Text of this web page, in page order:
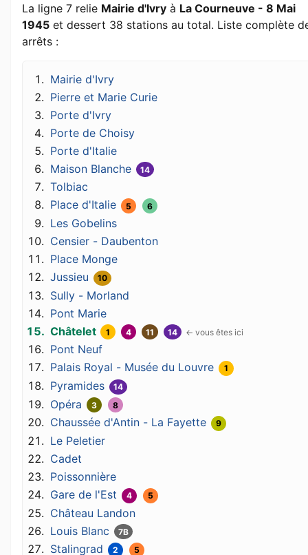
La ligne 7 relie Mairie d'Ivry à La Courneuve - 8 Mai
1945 et dessert 38 stations au total. Liste complète
arrêts :
Mairie d'Ivry
Pierre et Marie Curie
Porte d'Ivry
Porte de Choisy
Porte d'Italie
Maison Blanche
14
Tolbiac
Place d'Italie
5 6
Les Gobelins
Censier - Daubenton
Place Monge
Jussieu
10
Sully - Morland
Pont Marie
Châtelet
1 4 11 14
Pont Neuf
Palais Royal - Musée du Louvre
1
Pyramides 14
Opéra 3 8
Chaussée d'Antin - La Fayette 9
Le Peletier
Cadet
Poissonnière
Gare de l'Est
4 5
Château Landon
Louis Blanc
7B
Stalingrad 2 5